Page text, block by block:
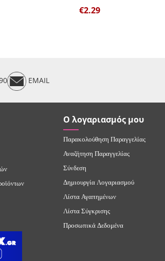
€2.29
EMAIL
Ο λογαριασμός μου
Παρακολούθηση Παραγγελίας
Αναζήτηση Παραγγελίας
Σύνδεση
Δημιουργία Λογαριασμού
Λίστα Αγαπημένων
Λίστα Σύγκρισης
Προσωπικά Δεδομένα